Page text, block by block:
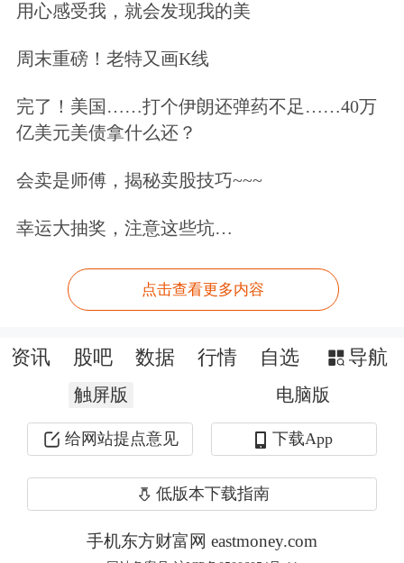
保障。如果投资者通过买入期权进行风
险管理，买方只需要支付对应的期权权
利金，而不需要缴纳保证金，就可以达
到风险管理的目的，后续也不用担心保
证金因素的影响，管理起来相对简便。
第二，股指期权由于合约设计的数量更
险管理时，能提供更多样、更精细化的
品种同时上市交易的合约仅有4个，在
进行风险管理时，可选择的方式相对较
少。而股指期权同时交易的合约数量众
多，从目前的情况看，国内沪深300股
指期权同时上市交易的合约超过250
个，不同的合约风险管理的效果也会有
用心感受我，就会发现我的美
周末重磅！老特又画K线
完了！美国……打个伊朗还弹药不足……40万
亿美元美债拿什么还？
会卖是师傅，揭秘卖股技巧~~~
幸运大抽奖，注意这些坑…
点击查看更多内容
资讯 股吧 数据 行情 自选 导航
触屏版 电脑版
给网站提点意见 下载App
低版本下载指南
手机东方财富网 eastmoney.com